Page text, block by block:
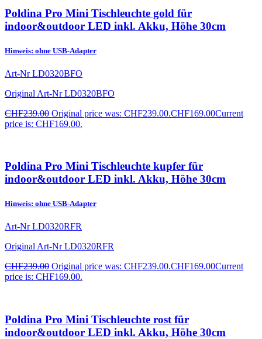
Poldina Pro Mini Tischleuchte gold für
indoor&outdoor LED inkl. Akku, Höhe 30cm
Hinweis: ohne USB-Adapter
Art-NrLD0320BFO
Original Art-NrLD0320BFO
CHF239.00 Original price was: CHF239.00.CHF169.00Current
price is: CHF169.00.
Poldina Pro Mini Tischleuchte kupfer für
indoor&outdoor LED inkl. Akku, Höhe 30cm
Hinweis: ohne USB-Adapter
Art-NrLD0320RFR
Original Art-NrLD0320RFR
CHF239.00 Original price was: CHF239.00.CHF169.00Current
price is: CHF169.00.
Poldina Pro Mini Tischleuchte rost für
indoor&outdoor LED inkl. Akku, Höhe 30cm